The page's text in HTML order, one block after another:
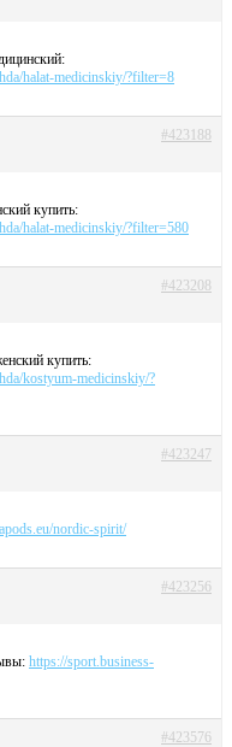
halat-medicinskiy/?filter=8
#423188
купить:
halat-medicinskiy/?filter=580
#423208
купить:
kostyum-medicinskiy/?
#423247
nordic-spirit/
#423256
https://sport.business-
#423576